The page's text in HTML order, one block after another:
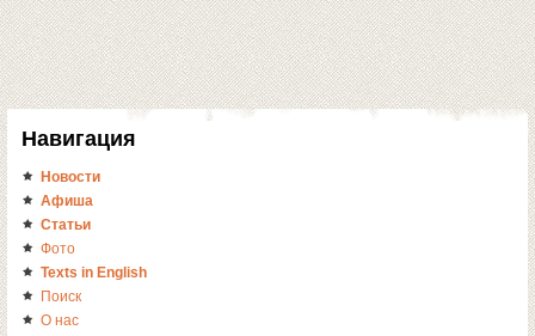
Навигация
Новости
Афиша
Статьи
Фото
Texts in English
Поиск
О нас